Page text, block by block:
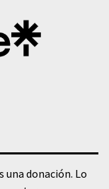
donación. Lo